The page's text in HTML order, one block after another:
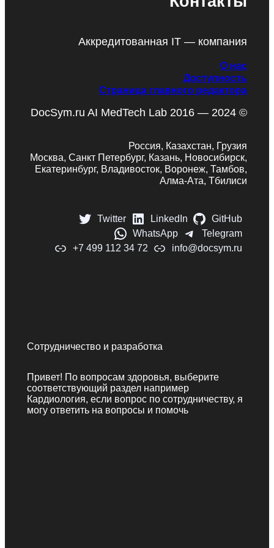
Аккредитованная IT — компания
О нас
Доступность
Страница главного редактора
DocSym.ru AI MedTech Lab 2016 — 2024 ©
Россия, Казахстан, Грузия
Москва, Санкт Петербург, Казань, Новосибирск,
Екатеринбург, Владивосток, Воронеж, Тамбов,
Алма-Ата, Тбилиси
Twitter LinkedIn
GitHub
WhatsApp
Telegram
+7 499 112 34 72
info@docsym.ru
Сотрудничество и разработка
Привет! По вопросам здоровья, выберите
соответствующий раздел например
Кардиология, если вопрос по сотрудничеству, я
могу ответить на вопросы и помочь